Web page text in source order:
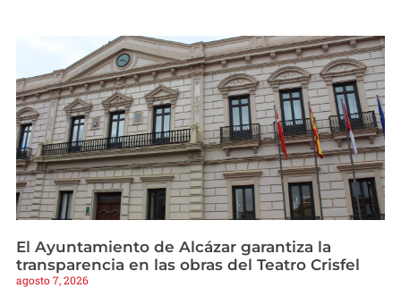
El Ayuntamiento de Alcázar garantiza la
transparencia en las obras del Teatro Crisfel
agosto 7, 2026